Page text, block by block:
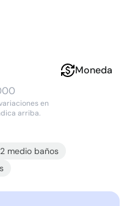
en
arriba.
Moneda
2 medio baños
s